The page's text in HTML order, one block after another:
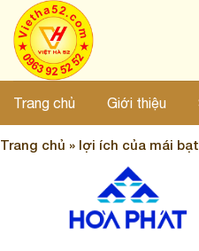
Skip
content
Trang chủ Giới thiệu
Trang chủ » lợi ích của mái